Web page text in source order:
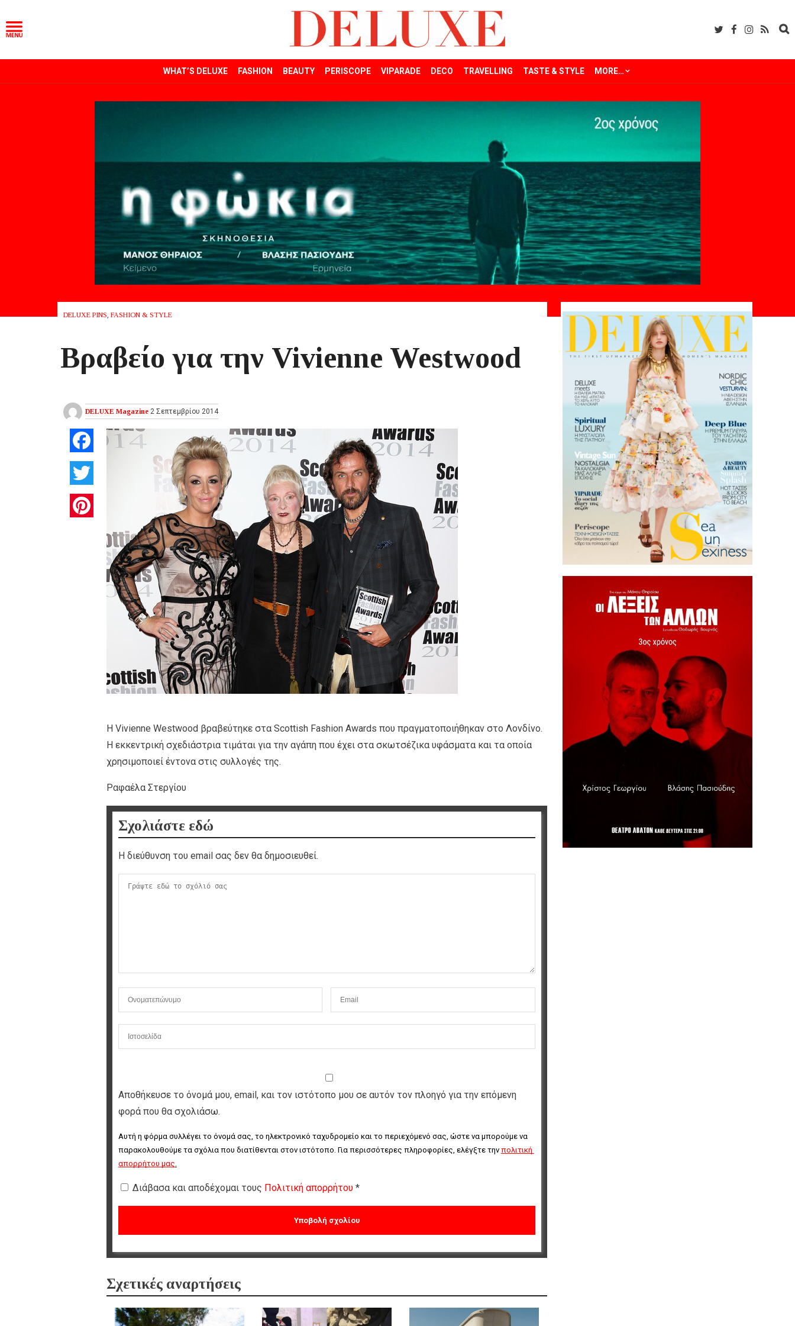
WHAT’S DELUXE FASHION BEAUTY PERISCOPE VIPARADE DECO TRAVELLING TASTE & STYLE MORE…
DELUXE PINS, FASHION & STYLE
Βραβείο για την Vivienne Westwood
DELUXE Magazine 2 Σεπτεμβρίου 2014
Facebook
Η Vivienne Westwood βραβεύτηκε στα Scottish Fashion Awards που πραγματοποιήθηκαν στο Λονδίνο.
Η εκκεντρική σχεδιάστρια τιμάται για την αγάπη που έχει στα σκωτσέζικα υφάσματα και τα οποία
χρησιμοποιεί έντονα στις συλλογές της.
Ραφαέλα Στεργίου
Σχολιάστε εδώ
Η διεύθυνση του email σας δεν θα δημοσιευθεί.
Αποθήκευσε το όνομά μου, email, και τον ιστότοπο μου σε αυτόν τον πλοηγό για την επόμενη
φορά που θα σχολιάσω.
Αυτή η φόρμα συλλέγει το όνομά σας, το ηλεκτρονικό ταχυδρομείο και το περιεχόμενό σας, ώστε να μπορούμε να
παρακολουθούμε τα σχόλια που διατίθενται στον ιστότοπο. Για περισσότερες πληροφορίες, ελέγξτε την πολιτική
απορρήτου μας.
Διάβασα και αποδέχομαι τους Πολιτική απορρήτου *
Σχετικές αναρτήσεις